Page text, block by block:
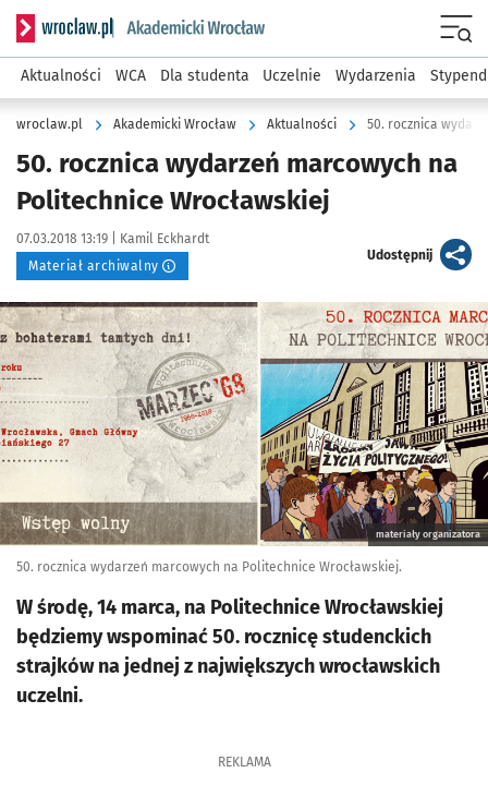
Serwis informacyjny wroclaw.pl podserwis: Akademicki
Aktualności WCA Dla studenta Uczelnie Wydarzenia
wroclaw.pl Akademicki Wrocław Aktualności 50. rocznica
50. rocznica wydarzeń marcowych na
Politechnice Wrocławskiej
Data publikacji:
07.03.2018 13:19 | Autor:
Kamil Eckhardt
Materiał archiwalny
Udostępnijartykuł
Kliknij, aby powiększyć
materiały organizatora
50. rocznica wydarzeń marcowych na Politechnice Wrocławskiej.
W środę, 14 marca, na Politechnice Wrocławskiej
będziemy wspominać 50. rocznicę studenckich
strajków na jednej z największych wrocławskich
uczelni.
REKLAMA